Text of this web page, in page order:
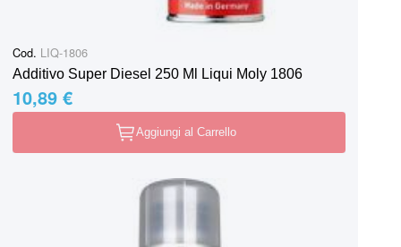
Cod. LIQ-1806
Additivo Super Diesel 250 Ml Liqui Moly 1806
10,89 €
Aggiungi al Carrello